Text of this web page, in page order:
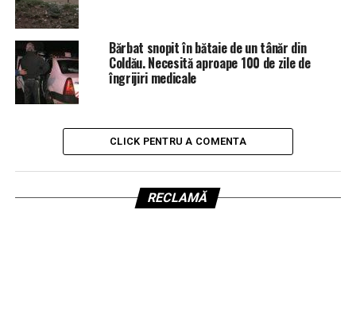
Bărbat snopit în bătaie de un tânăr din
Coldău. Necesită aproape 100 de zile de
îngrijiri medicale
CLICK PENTRU A COMENTA
RECLAMĂ